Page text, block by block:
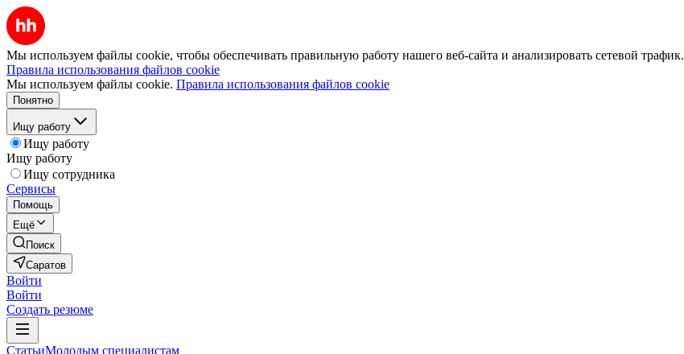
Мы используем файлы cookie, чтобы обеспечивать правильную работу нашего веб-сайта и анализировать сетевой трафик.
Правила использования файлов cookie
Мы используем файлы cookie. Правила использования файлов cookie
Понятно
Ищу работу
Ищу работу
Ищу работу
Ищу сотрудника
Сервисы
Помощь
Ещё
Поиск
Саратов
Войти
Войти
Создать резюме
СтатьиМолодым специалистам